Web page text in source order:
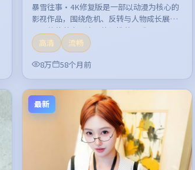
暴雪往事·4K修复版是一部以动漫为核心的
影视作品，围绕危机、反转与人物成长展
开，整体节奏紧凑，值得推荐观看。
高清
流畅
8万
58个月前
最新